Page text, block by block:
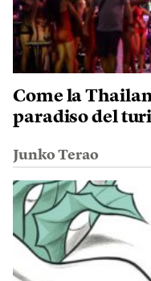
Come la
paradiso del
Junko Terao